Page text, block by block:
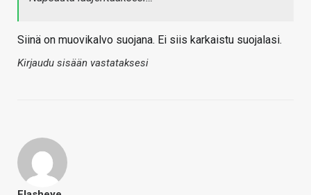
Siinä on muovikalvo suojana. Ei siis karkaistu suojalasi.
Kirjaudu sisään vastataksesi